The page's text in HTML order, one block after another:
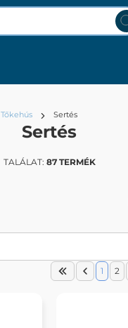
Tőkehús Sertés
Sertés
TALÁLAT: 87 TERMÉK
1 2